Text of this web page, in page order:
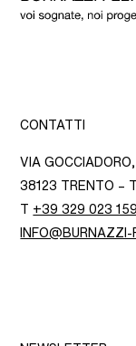
CONTATTI
VIA
38123 TRENTO –
T +39 329 023
INFO@BURNAZZI-